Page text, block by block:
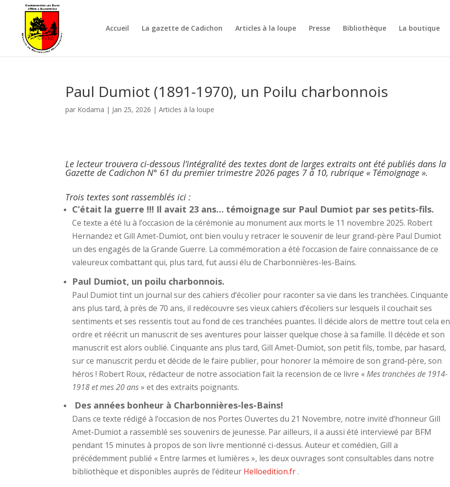
Accueil La gazette de Cadichon Articles à la loupe Presse Bibliothèque La boutique
Paul Dumiot (1891-1970), un Poilu charbonnois
par Kodama | Jan 25, 2026 |Articles à la loupe
Le lecteur trouvera ci-dessous l’intégralité des textes dont de larges extraits ont été publiés dans la
Gazette de Cadichon N° 61 du premier trimestre 2026 pages 7 à 10, rubrique « Témoignage ».
Trois textes sont rassemblés ici :
C’était la guerre !!! Il avait 23 ans… témoignage sur Paul Dumiot par ses petits-fils.
Ce texte a été lu à l’occasion de la cérémonie au monument aux morts le 11 novembre 2025. Robert
Hernandez et Gill Amet-Dumiot, ont bien voulu y retracer le souvenir de leur grand-père Paul Dumiot
un des engagés de la Grande Guerre. La commémoration a été l’occasion de faire connaissance de ce
valeureux combattant qui, plus tard, fut aussi élu de Charbonnières-les-Bains.
Paul Dumiot, un poilu charbonnois.
Paul Dumiot tint un journal sur des cahiers d’écolier pour raconter sa vie dans les tranchées. Cinquante
ans plus tard, à près de 70 ans, il redécouvre ses vieux cahiers d’écoliers sur lesquels il couchait ses
sentiments et ses ressentis tout au fond de ces tranchées puantes. Il décide alors de mettre tout cela en
ordre et réécrit un manuscrit de ses aventures pour laisser quelque chose à sa famille. Il décède et son
manuscrit est alors oublié. Cinquante ans plus tard, Gill Amet-Dumiot, son petit fils, tombe, par hasard,
sur ce manuscrit perdu et décide de le faire publier, pour honorer la mémoire de son grand-père, son
héros ! Robert Roux, rédacteur de notre association fait la recension de ce livre «Mes tranchées de 1914-
1918 et mes 20 ans» et des extraits poignants.
Des années bonheur à Charbonnières-les-Bains!
Dans ce texte rédigé à l’occasion de nos Portes Ouvertes du 21 Novembre, notre invité d’honneur Gill
Amet-Dumiot a rassemblé ses souvenirs de jeunesse. Par ailleurs, il a aussi été interviewé par BFM
pendant 15 minutes à propos de son livre mentionné ci-dessus.Auteur et comédien, Gill a
précédemment publié « Entre larmes et lumières », les deux ouvrages sont consultables dans notre
bibliothèque et disponibles auprès de l’éditeur Helloedition.fr.